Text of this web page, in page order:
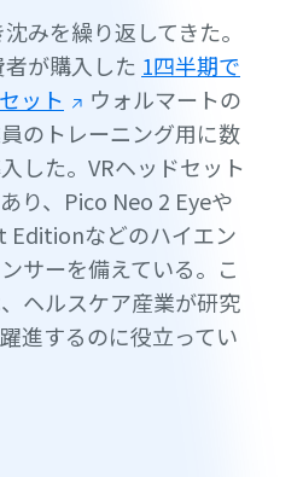
みを繰り返してきた。
が購入した 1四半期で
ット
ウォルマートの
のトレーニング用に数
した。VRヘッドセット
り、Pico Neo 2 Eyeや
Editionなどのハイエン
サーを備えている。こ
ヘルスケア産業が研究
進するのに役立ってい